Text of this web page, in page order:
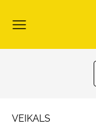
VEIKALS